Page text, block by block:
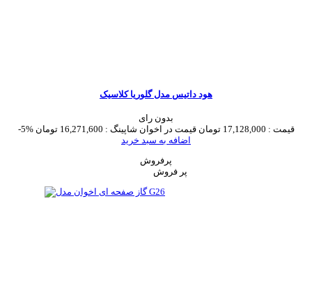
هود داتیس مدل گلوریا کلاسیک
بدون رای
-5%
قیمت : 17,128,000 تومان قیمت در اخوان شاپینگ : 16,271,600 تومان
اضافه به سبد خرید
پرفروش